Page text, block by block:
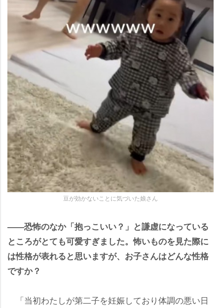
豆が効かないことに気づいた娘さん
――恐怖のなか「抱っこいい？」と謙虚になっている
ところがとても可愛すぎました。怖いものを見た際に
は性格が表れると思いますが、お子さんはどんな性格
ですか？
「当初わたしが第二子を妊娠しており体調の悪い日